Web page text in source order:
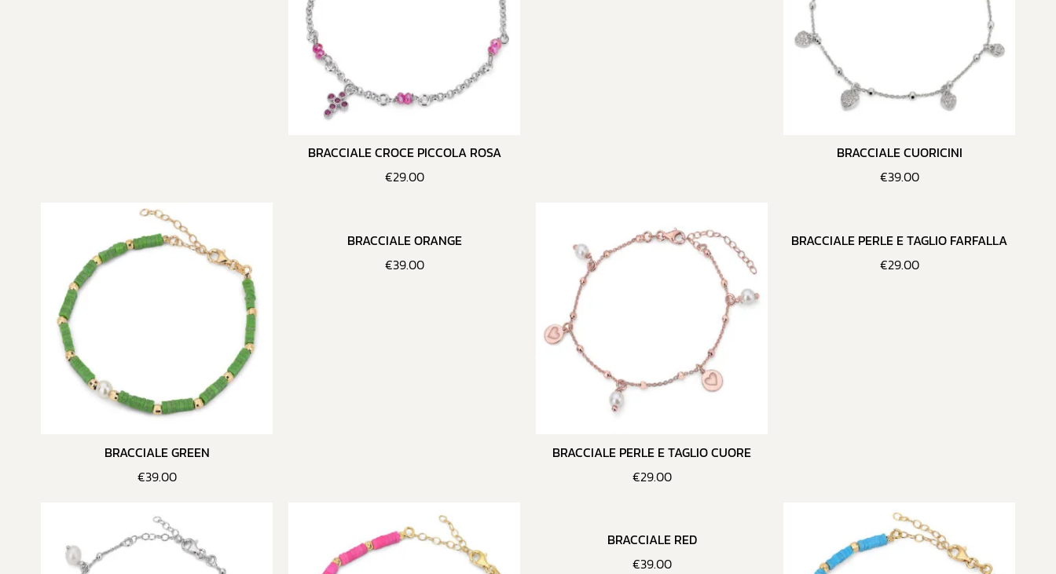
BRACCIALE CROCE PICCOLA ROSA
€29.00
BRACCIALE CUORICINI
€39.00
BRACCIALE GREEN
€39.00
BRACCIALE ORANGE
€39.00
BRACCIALE PERLE E TAGLIO CUORE
€29.00
BRACCIALE PERLE E TAGLIO FARFALLA
€29.00
BRACCIALE RED
€39.00